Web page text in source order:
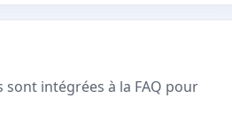
intégrées à la FAQ pour